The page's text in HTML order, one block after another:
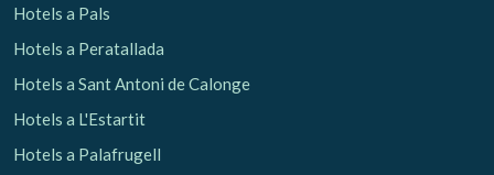
Hotels a Pals
Hotels a Peratallada
Hotels a Sant Antoni de Calonge
Hotels a L'Estartit
Hotels a Palafrugell
perfils de navegació dels usuaris per introduir millores en
servei. Permeten desar la informació de preferència de
una millor experiència a través de productes recomanats.
Marketing i publicitat